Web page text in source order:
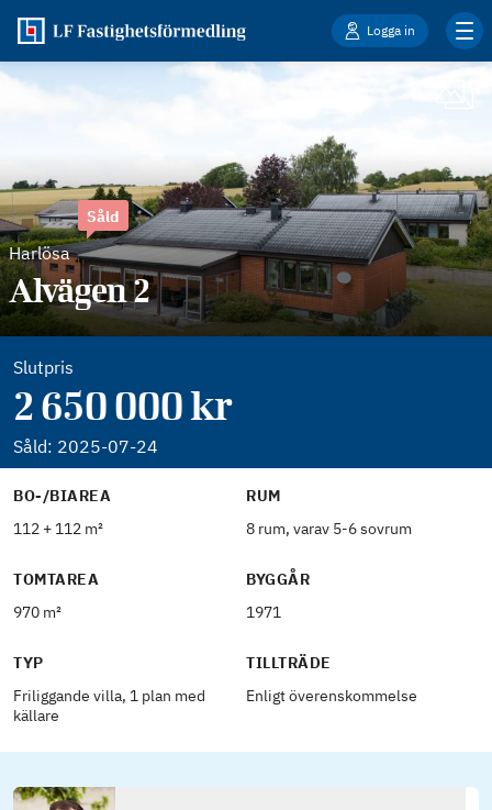
Logga in
Harlösa
Såld
Alvägen 2
Slutpris
2 650 000 kr
Såld: 2025-07-24
BO-/BIAREA
112 + 112 m²
RUM
8 rum, varav 5-6 sovrum
TOMTAREA
970 m²
BYGGÅR
1971
TYP
Friliggande villa, 1 plan med
källare
TILLTRÄDE
Enligt överenskommelse